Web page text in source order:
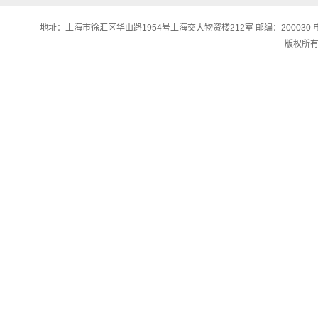
地址：上海市徐汇区华山路1954号上海交大物资楼212室 邮编：
版权所